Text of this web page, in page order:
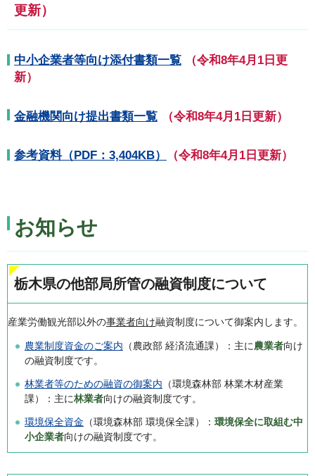
更新）
中小企業者等向け添付書類一覧 （令和8年4月1日更
新）
金融機関向け提出書類一覧 （令和8年4月1日更新）
参考資料（PDF：3,404KB） （令和8年4月1日更新）
お知らせ
栃木県の他部局所管の融資制度について
産業労働観光部以外の事業者向け融資制度について御案内します。
農業制度資金のご案内 （農政部 経済流通課）：主に農業者向け
の融資制度です。
林業者等のための融資の御案内 （環境森林部 林業木材産業
課）：主に林業者向けの融資制度です。
環境保全資金 （環境森林部 環境保全課）： 環境保全に取組む中
小企業者向けの融資制度です。